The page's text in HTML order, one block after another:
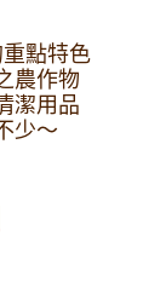
點特色
農作物
潔用品
少～